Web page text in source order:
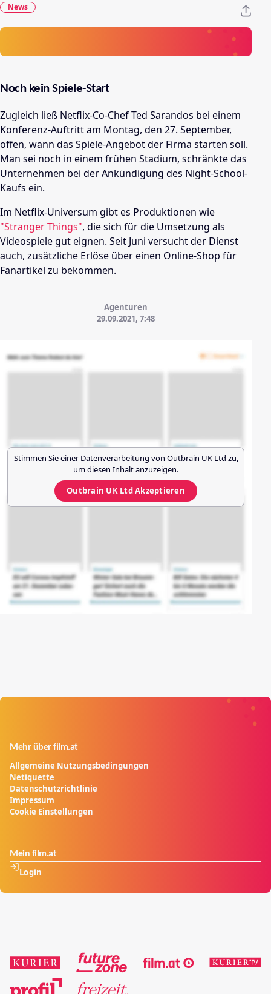
News
Noch kein Spiele-Start
Zugleich ließ Netflix-Co-Chef Ted Sarandos bei einem
Konferenz-Auftritt am Montag, den 27. September,
offen, wann das Spiele-Angebot der Firma starten soll.
Man sei noch in einem frühen Stadium, schränkte das
Unternehmen bei der Ankündigung des Night-School-
Kaufs ein.
Im Netflix-Universum gibt es Produktionen wie
"Stranger Things", die sich für die Umsetzung als
Videospiele gut eignen. Seit Juni versucht der Dienst
auch, zusätzliche Erlöse über einen Online-Shop für
Fanartikel zu bekommen.
Agenturen
29.09.2021, 7:48
Stimmen Sie einer Datenverarbeitung von Outbrain UK Ltd zu,
um diesen Inhalt anzuzeigen.
Outbrain UK LtdAkzeptieren
Mehr über film.at
Allgemeine Nutzungsbedingungen
Netiquette
Datenschutzrichtlinie
Impressum
Cookie Einstellungen
Mein film.at
Login